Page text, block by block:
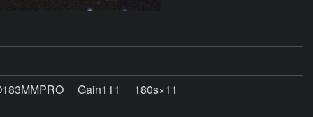
Gain111 180s×11